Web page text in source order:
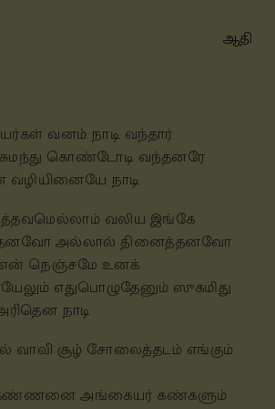
ஆதி
வனம் நாடி வந்தார்
கொண்டோடி வந்தனரே
நாடி
வலிய இங்கே
அல்லால் தினைத்தனவோ
நெஞ்சமே உனக்
எதுபொழுதேனும் ஸுகமிது
நாடி
வாவி சூழ் சோலைத்தடம் எங்கும்
அங்கையர் கண்களும்